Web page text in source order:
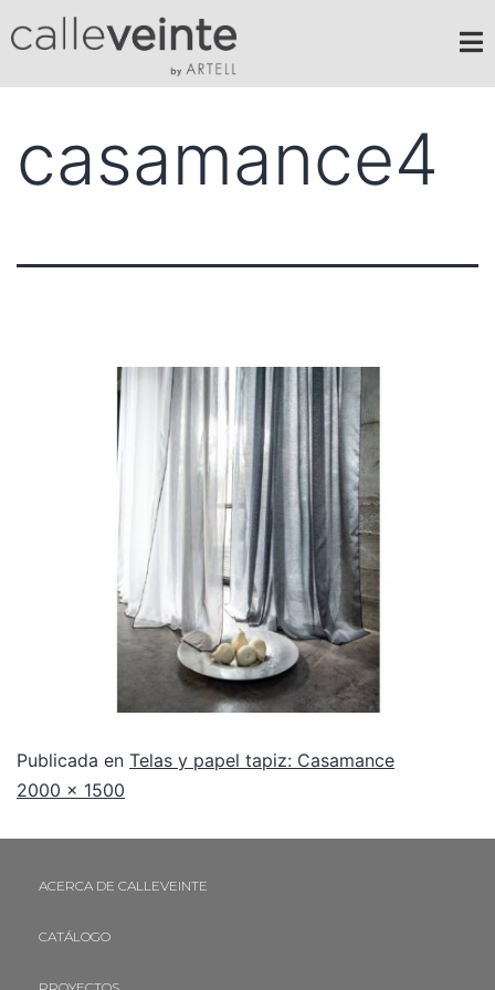
casamance4
Publicada en Telas y papel tapiz: Casamance
2000 × 1500
ACERCA DE CALLEVEINTE
CATÁLOGO